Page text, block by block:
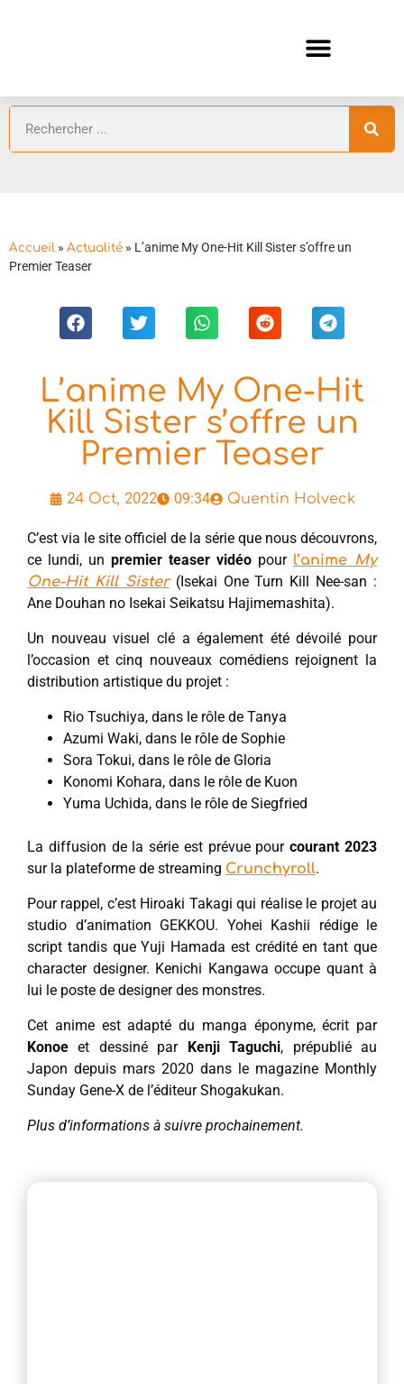
Accueil » Actualité » L’anime My One-Hit Kill Sister s’offre un
Premier Teaser
L’anime My One-Hit
Kill Sister s’offre un
Premier Teaser
24 Oct, 2022 09:34 Quentin Holveck
C’est via le site officiel de la série que nous découvrons,
ce lundi, un premier teaser vidéo pour l’anime My
One-Hit Kill Sister(Isekai One Turn Kill Nee-san :
Ane Douhan no Isekai Seikatsu Hajimemashita).
Un nouveau visuel clé a également été dévoilé pour
l’occasion et cinq nouveaux comédiens rejoignent la
distribution artistique du projet :
Rio Tsuchiya, dans le rôle de Tanya
Azumi Waki, dans le rôle de Sophie
Sora Tokui, dans le rôle de Gloria
Konomi Kohara, dans le rôle de Kuon
Yuma Uchida, dans le rôle de Siegfried
La diffusion de la série est prévue pourcourant 2023
sur la plateforme de streaming Crunchyroll.
Pour rappel, c’est Hiroaki Takagi qui réalise le projet au
studio d’animation GEKKOU. Yohei Kashii rédige le
script tandis que Yuji Hamada est crédité en tant que
character designer. Kenichi Kangawa occupe quant à
lui le poste de designer des monstres.
Cet anime est adapté du manga éponyme, écrit par
Konoe et dessiné par Kenji Taguchi, prépublié au
Japon depuis mars 2020 dans le magazine Monthly
Sunday Gene-X de l’éditeur Shogakukan.
Plus d’informations à suivre prochainement.